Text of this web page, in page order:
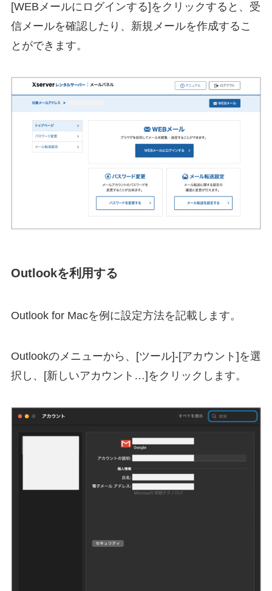
[WEBメールにログインする]をクリックすると、受
信メールを確認したり、新規メールを作成するこ
とができます。
Outlookを利用する
Outlook for Macを例に設定方法を記載します。
Outlookのメニューから、[ツール]-[アカウント]を選
択し、[新しいアカウント…]をクリックします。